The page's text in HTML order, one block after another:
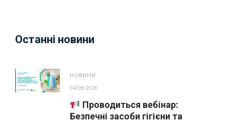
Останні новини
НОВИНИ
04/08/2026
Проводиться вебінар:
Безпечні засоби гігієни та